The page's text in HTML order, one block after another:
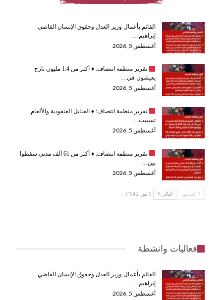
القائم بأعمال وزير العدل وحقوق الإنسان القاضي
إبراهيم…
أغسطس 5, 2026
تقرير منظمة انتصاف: ♦️
أكثر من 1.4 مليون نازح
يعيشون في…
أغسطس 5, 2026
تقرير منظمة انتصاف: ♦️القنابل العنقودية والألغام
تسببت…
أغسطس 5, 2026
تقرير منظمة انتصاف: ♦️
أكثر من 61 ألف مدني سقطوا
بين…
أغسطس 5, 2026
السابق التالي 1 من 3٬042
فعاليات وانشطة
القائم بأعمال وزير العدل وحقوق الإنسان القاضي
إبراهيم…
أغسطس 5, 2026